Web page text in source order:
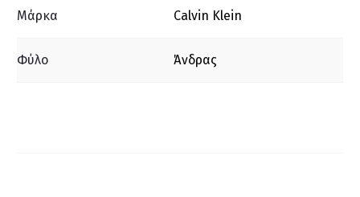
Μάρκα Calvin Klein
Φύλο Άνδρας